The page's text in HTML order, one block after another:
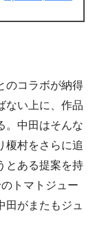
のコラボが納得
ない上に、作品
。中田はそんな
榎村をさらに追
とある提案を持
トマトジュー
田がまたもジュ